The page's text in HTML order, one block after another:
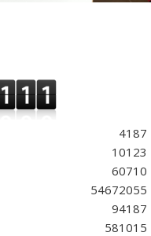
4187
10123
60710
54672055
94187
581015